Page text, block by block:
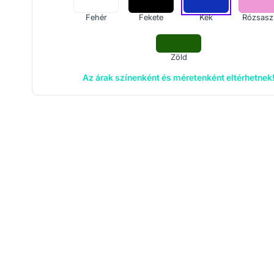
Fehér Fekete Kék
Zöld
Az árak színenként és méretenként eltérhetnek!